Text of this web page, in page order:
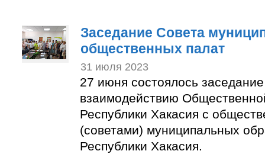
Заседание Совета
общественных палат
31 июля 2023
27 июня состоялось
взаимодействию
Республики Хакасия с
(советами) муниципальных
Республики Хакасия.